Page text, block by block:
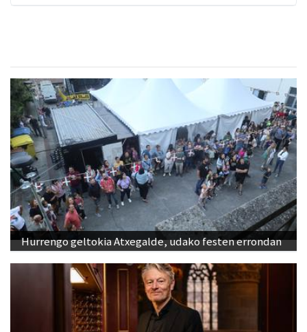
Hurrengo geltokia Atxegalde, udako festen errondan